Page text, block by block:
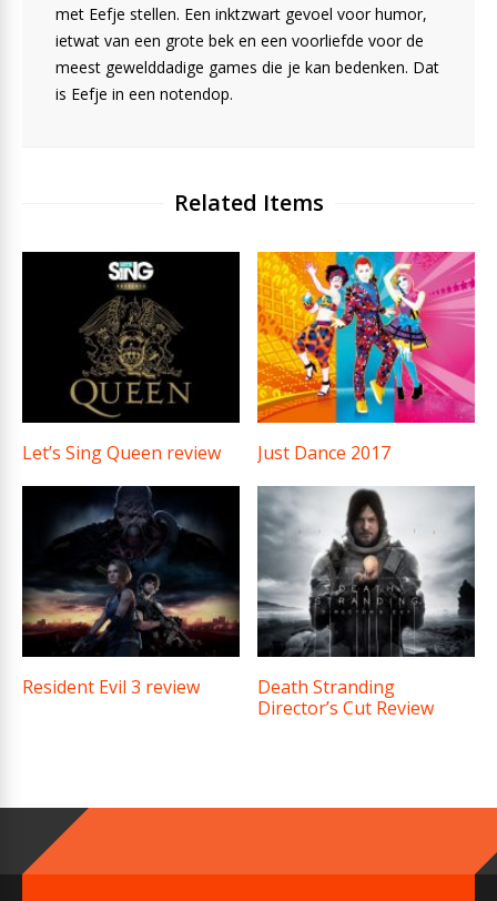
met Eefje stellen. Een inktzwart gevoel voor humor,
ietwat van een grote bek en een voorliefde voor de
meest gewelddadige games die je kan bedenken. Dat
is Eefje in een notendop.
Related Items
Let’s Sing Queen review Just Dance 2017
Resident Evil 3 review
Death Stranding
Director’s Cut Review